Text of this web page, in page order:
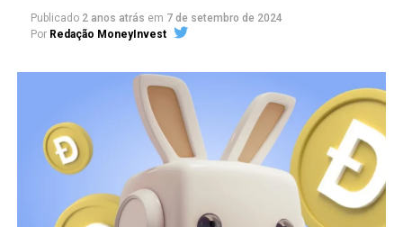
Publicado 2 anos atrás em 7 de setembro de 2024
Por Redação MoneyInvest